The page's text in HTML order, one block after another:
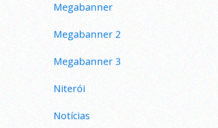
Megabanner
Megabanner 2
Megabanner 3
Niterói
Notícias